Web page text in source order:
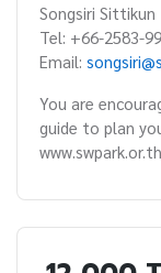
Songsiri Sittikun
Tel: +66-2583-
Email:
You are
guide to plan